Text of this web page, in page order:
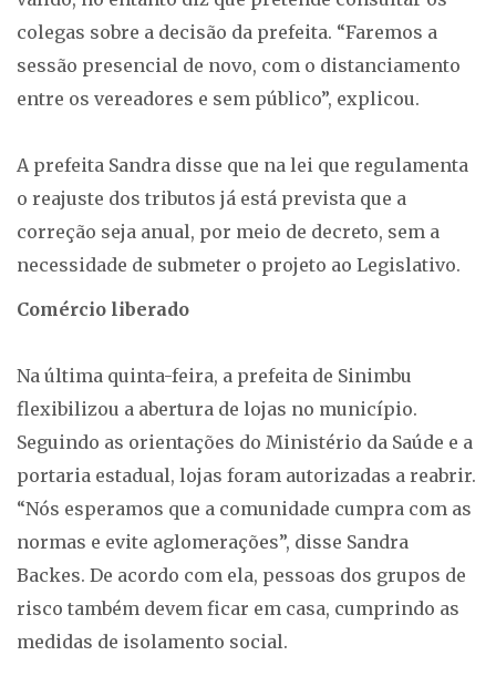
colegas sobre a decisão da prefeita. “Faremos a
sessão presencial de novo, com o distanciamento
entre os vereadores e sem público”, explicou.
A prefeita Sandra disse que na lei que regulamenta
o reajuste dos tributos já está prevista que a
correção seja anual, por meio de decreto, sem a
necessidade de submeter o projeto ao Legislativo.
Comércio liberado
Na última quinta-feira, a prefeita de Sinimbu
flexibilizou a abertura de lojas no município.
Seguindo as orientações do Ministério da Saúde e a
portaria estadual, lojas foram autorizadas a reabrir.
“Nós esperamos que a comunidade cumpra com as
normas e evite aglomerações”, disse Sandra
Backes. De acordo com ela, pessoas dos grupos de
risco também devem ficar em casa, cumprindo as
medidas de isolamento social.